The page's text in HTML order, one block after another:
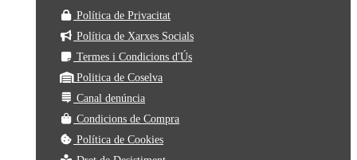
Política de Privacitat
Política de Xarxes Socials
Termes i Condicions d'Ús
Politica de Coselva
Canal denúncia
Condicions de Compra
Política de Cookies